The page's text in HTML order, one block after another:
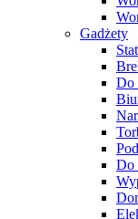
Gadżety
Do
Do